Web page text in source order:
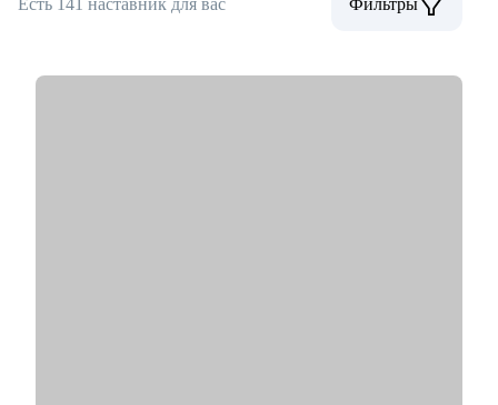
Есть 141 наставник для вас Фильтры